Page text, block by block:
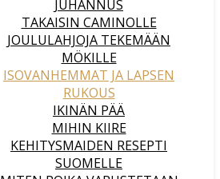
JUHANNUS
TAKAISIN CAMINOLLE
JOULULAHJOJA TEKEMÄÄN
MÖKILLE
ISOVANHEMMAT JA LAPSEN
RUKOUS
IKINÄN PÄÄ
MIHIN KIIRE
KEHITYSMAIDEN RESEPTI
SUOMELLE